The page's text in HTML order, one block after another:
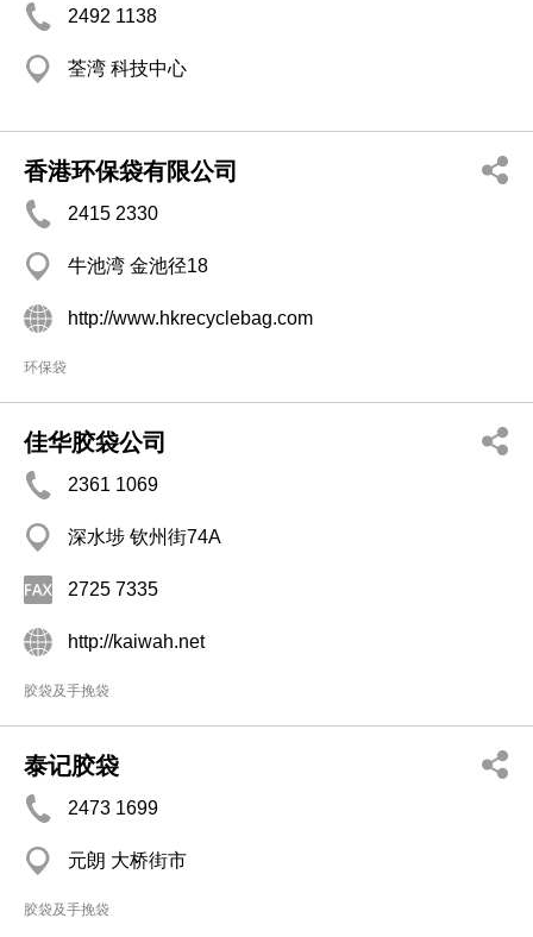
2492 1138
荃湾 科技中心
香港环保袋有限公司
2415 2330
牛池湾 金池径18
http://www.hkrecyclebag.com
环保袋
佳华胶袋公司
2361 1069
深水埗 钦州街74A
2725 7335
http://kaiwah.net
胶袋及手挽袋
泰记胶袋
2473 1699
元朗 大桥街市
胶袋及手挽袋